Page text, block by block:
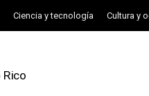
Ciencia y tecnología Cultura y